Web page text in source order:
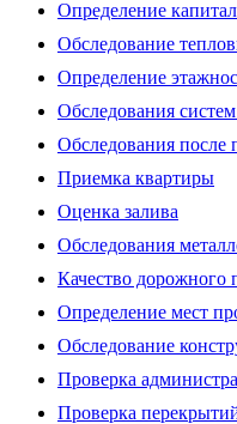
Определение
Обследование
Определение
Обследования
Обследования после
Приемка квартиры
Оценка залива
Обследования
Качество дорожного
Определение мест
Обследование
Проверка
Проверка